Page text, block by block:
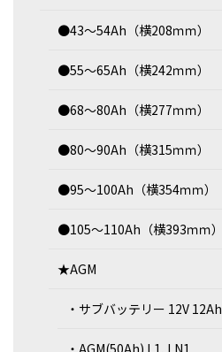
●43～54Ah（横208ｍｍ）
●55～65Ah（横242ｍｍ）
●68～80Ah（横277ｍｍ）
●80～90Ah（横315ｍｍ）
●95～100Ah（横354ｍｍ）
●105～110Ah（横393ｍｍ）
★AGM
・サブバッテリー 12V 12Ah
・AGM(50Ah) L1, LN1